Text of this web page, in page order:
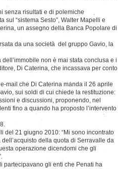
senza risultati e di polemiche
sul “sistema Sesto”, Walter Mapelli e
un assegno della Banca Popolare di
da una società del gruppo Gavio, la
non è mai stata conclusa e i
Di Caterina, che incassava per conto
mail che Di Caterina manda il 26 aprile
sui soldi di cui chiede la restituzione:
e discussioni, proponendo, nel
fino a quando ha proposto l’intervento
del 21 giugno 2010: “Mi sono incontrato
della quota di Serravalle da
operazione dicendomi che gli
partecipavano gli enti che Penati ha